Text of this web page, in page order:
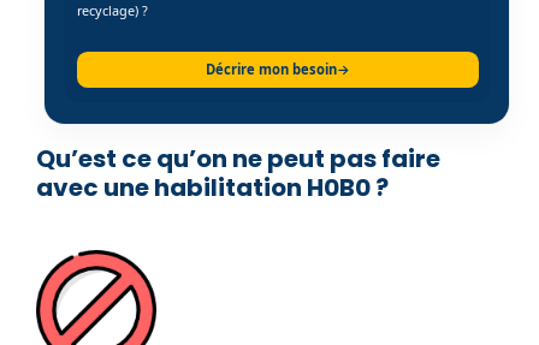
recyclage) ?
Décrire mon besoin→
Qu’est ce qu’on ne peut pas faire
avec une habilitation H0B0 ?